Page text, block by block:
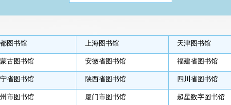
图书馆 上海图书馆 天津图书馆
古图书馆 安徽省图书馆 福建省图书馆
省图书馆 陕西省图书馆 四川省图书馆
市图书馆 厦门市图书馆 超星数字图书馆